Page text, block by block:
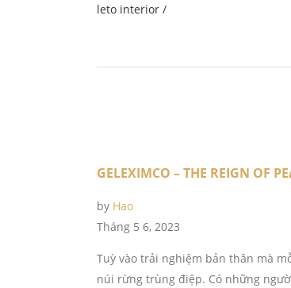
leto interior /
GELEXIMCO – THE REIGN OF
by Hao
Tháng 5 6, 2023
Tuỳ vào trải nghiệm bản thân mà
núi rừng trùng điệp. Có những